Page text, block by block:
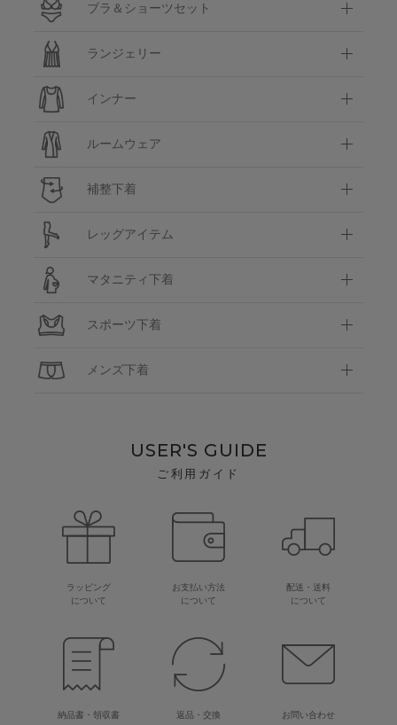
ブラ＆ショーツセット
ランジェリー
インナー
ルームウェア
補整下着
レッグアイテム
マタニティ下着
スポーツ下着
メンズ下着
USER'S GUIDE
ご利用ガイド
ラッピング
について
お支払い方法
について
配送・送料
について
納品書・領収書
返品・交換
お問い合わせ